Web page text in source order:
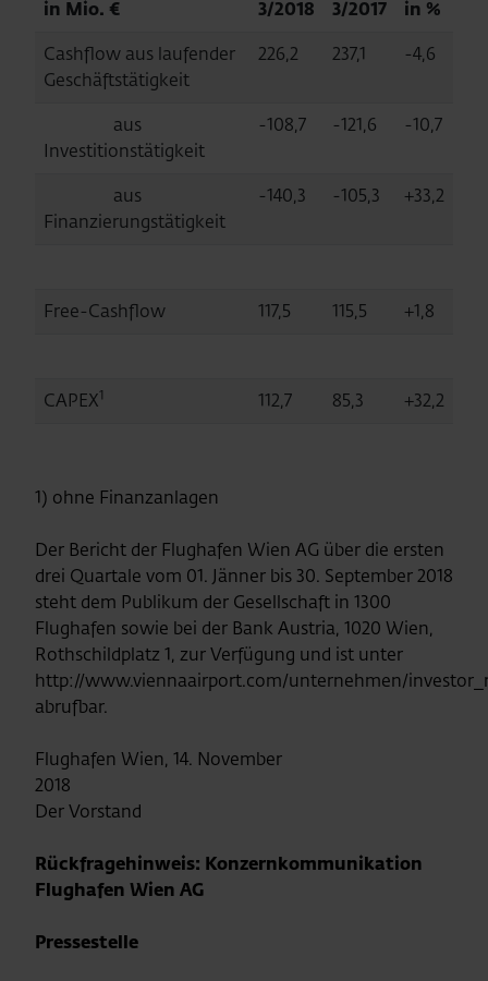
in Mio. €
3/2018
3/2017
in %
Cashflow aus laufender
Geschäftstätigkeit
226,2 237,1 -4,6
aus
Investitionstätigkeit
-108,7 -121,6 -10,7
aus
Finanzierungstätigkeit
-140,3 -105,3 +33,2
Free-Cashflow 117,5 115,5 +1,8
CAPEX1 112,7 85,3 +32,2
1) ohne Finanzanlagen
Der Bericht der Flughafen Wien AG über die ersten
drei Quartale vom 01. Jänner bis 30. September 2018
steht dem Publikum der Gesellschaft in 1300
Flughafen sowie bei der Bank Austria, 1020 Wien,
Rothschildplatz 1, zur Verfügung und ist unter
http://www.viennaairport.com/unternehmen/
abrufbar.
Flughafen Wien, 14. November
2018
Der Vorstand
Rückfragehinweis: Konzernkommunikation
Flughafen Wien AG
Pressestelle